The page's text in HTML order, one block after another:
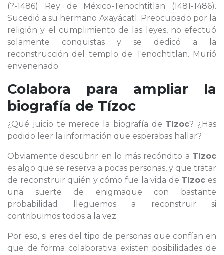
(?-1486) Rey de México-Tenochtitlan (1481-1486).
Sucedió a su hermano Axayácatl. Preocupado por la
religión y el cumplimiento de las leyes, no efectuó
solamente conquistas y se dedicó a la
reconstrucción del templo de Tenochtitlan. Murió
envenenado.
Colabora para ampliar la
biografía de Tízoc
¿Qué juicio te merece la biografía de Tízoc? ¿Has
podido leer la información que esperabas hallar?
Obviamente descubrir en lo más recóndito a Tízoc
es algo que se reserva a pocas personas, y que tratar
de reconstruir quién y cómo fue la vida de Tízoc es
una suerte de enigmaque con bastante
probabilidad lleguemos a reconstruir si
contribuimos todos a la vez.
Por eso, si eres del tipo de personas que confían en
que de forma colaborativa existen posibilidades de